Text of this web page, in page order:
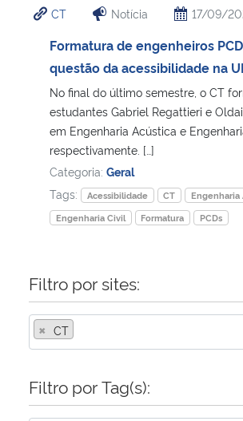
Ministério da Cidadania
Ministério de Minas e Energia
Ministério da Ciência, Tecnologia, Inovações e
Ministério do Meio Ambiente
Ministério do Turismo
Ministério da Mulher, da Família e dos Direitos
Secretaria-Geral
CT Notícia 17/09/
Formatura de engenheiros
questão da acessibilidade na
No final do último semestre, o CT
estudantes Gabriel Regattieri e
em Engenharia Acústica e
respectivamente. […]
Categoria: Geral
Tags:
Acessibilidade CT
Engenharia
Engenharia Civil
Formatura PCDs
Filtro por sites:
× CT
Filtro por Tag(s):